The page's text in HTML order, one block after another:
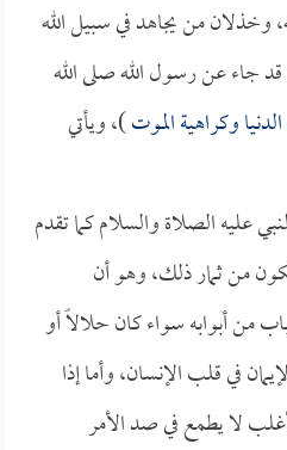
وخذلان من يجاهد في سبيل الله
جاء عن رسول الله صلى الله
وكراهية الموت)، ويأتي
عليه الصلاة والسلام كما تقدم
من ثمار ذلك، وهو أن
من أبوابه سواء كان حلالاً أو
في قلب الإنسان، وأما إذا
لا يطمع في صد الأمر